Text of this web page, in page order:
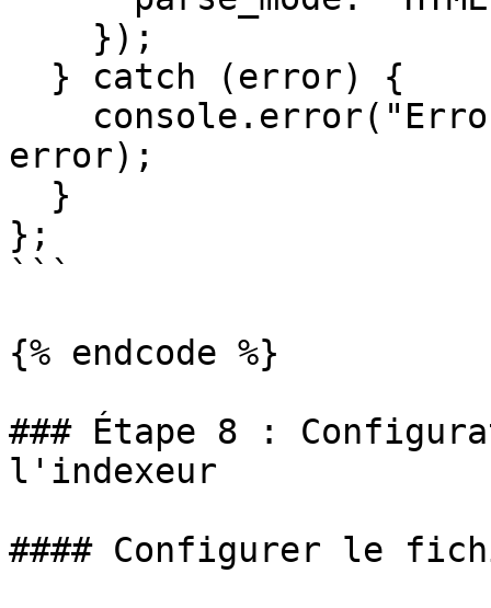
error);
};
```
{% endcode %}
### Étape 8 :
l'indexeur
#### Configurer le